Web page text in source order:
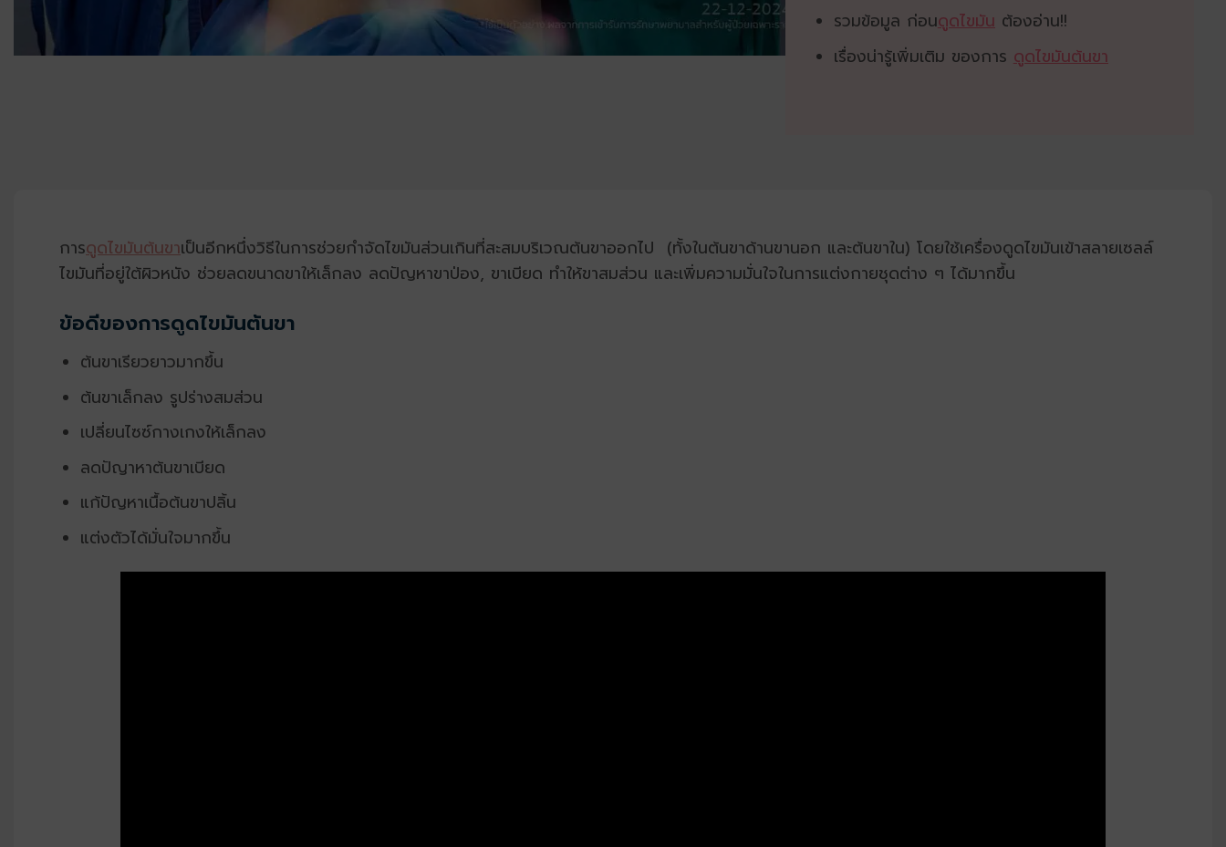
รวมข้อมูล ก่อนดูดไขมัน ต้องอ่าน!!
เรื่องน่ารู้เพิ่มเติม ของการ ดูดไขมันต้นขา
การดูดไขมันต้นขาเป็นอีกหนึ่งวิธีในการช่วยกำจัดไขมันส่วนเกินที่สะสมบริเวณต้นขาออกไป (ทั้งในต้นขาด้านขานอก และต้นขาใน) โดยใช้เครื่องดูดไขมันเข้าสลายเซลล์
ไขมันที่อยู่ใต้ผิวหนัง ช่วยลดขนาดขาให้เล็กลง ลดปัญหาขาป่อง, ขาเบียด ทำให้ขาสมส่วน และเพิ่มความมั่นใจในการแต่งกายชุดต่าง ๆ ได้มากขึ้น
ข้อดีของการดูดไขมันต้นขา
ต้นขาเรียวยาวมากขึ้น
ต้นขาเล็กลง รูปร่างสมส่วน
เปลี่ยนไซซ์กางเกงให้เล็กลง
ลดปัญาหาต้นขาเบียด
แก้ปัญหาเนื้อต้นขาปลิ้น
แต่งตัวได้มั่นใจมากขึ้น